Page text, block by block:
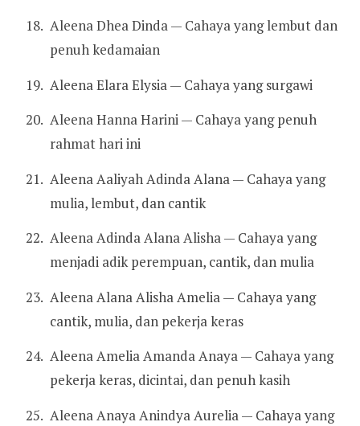
Aleena Dhea Dinda — Cahaya yang lembut dan
penuh kedamaian
Aleena Elara Elysia — Cahaya yang surgawi
Aleena Hanna Harini — Cahaya yang penuh
rahmat hari ini
Aleena Aaliyah Adinda Alana — Cahaya yang
mulia, lembut, dan cantik
Aleena Adinda Alana Alisha — Cahaya yang
menjadi adik perempuan, cantik, dan mulia
Aleena Alana Alisha Amelia — Cahaya yang
cantik, mulia, dan pekerja keras
Aleena Amelia Amanda Anaya — Cahaya yang
pekerja keras, dicintai, dan penuh kasih
Aleena Anaya Anindya Aurelia — Cahaya yang